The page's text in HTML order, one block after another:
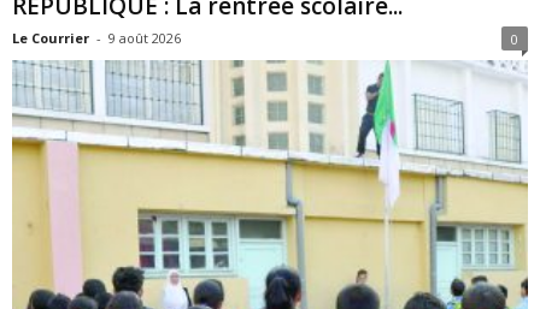
Le Courrier - 9 août 2026 0